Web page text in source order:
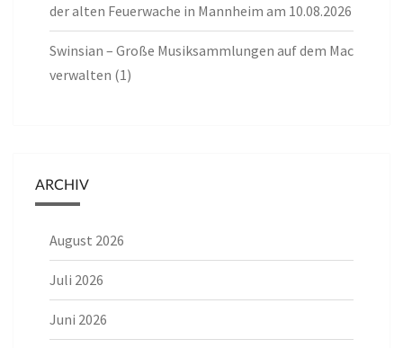
der alten Feuerwache in Mannheim am 10.08.2026
Swinsian – Große Musiksammlungen auf dem Mac
verwalten (1)
ARCHIV
August 2026
Juli 2026
Juni 2026